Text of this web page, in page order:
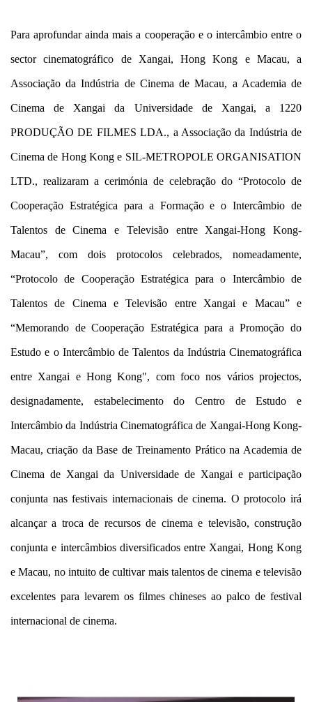
Para aprofundar ainda mais a cooperação e o intercâmbio entre o
sector cinematográfico de Xangai, Hong Kong e Macau, a
Associação da Indústria de Cinema de Macau, a Academia de
Cinema de Xangai da Universidade de Xangai, a 1220
PRODUÇÃO DE FILMES LDA., a Associação da Indústria de
Cinema de Hong Kong e SIL-METROPOLE ORGANISATION
LTD., realizaram a cerimónia de celebração do “Protocolo de
Cooperação Estratégica para a Formação e o Intercâmbio de
Talentos de Cinema e Televisão entre Xangai-Hong Kong-
Macau”, com dois protocolos celebrados, nomeadamente,
“Protocolo de Cooperação Estratégica para o Intercâmbio de
Talentos de Cinema e Televisão entre Xangai e Macau” e
“Memorando de Cooperação Estratégica para a Promoção do
Estudo e o Intercâmbio de Talentos da Indústria Cinematográfica
entre Xangai e Hong Kong", com foco nos vários projectos,
designadamente, estabelecimento do Centro de Estudo e
Intercâmbio da Indústria Cinematográfica de Xangai-Hong Kong-
Macau, criação da Base de Treinamento Prático na Academia de
Cinema de Xangai da Universidade de Xangai e participação
conjunta nas festivais internacionais de cinema. O protocolo irá
alcançar a troca de recursos de cinema e televisão, construção
conjunta e intercâmbios diversificados entre Xangai, Hong Kong
e Macau, no intuito de cultivar mais talentos de cinema e televisão
excelentes para levarem os filmes chineses ao palco de festival
internacional de cinema.